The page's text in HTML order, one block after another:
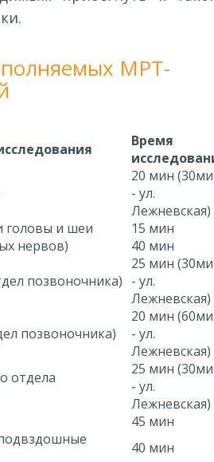
МРТ-
Время
20 мин
- ул.
Лежневская)
головы и шеи
15 мин
нервов)
40 мин
позвоночника)
25 мин
- ул.
Лежневская)
позвоночника)
20 мин
- ул.
Лежневская)
отдела
25 мин
- ул.
Лежневская)
45 мин
40 мин